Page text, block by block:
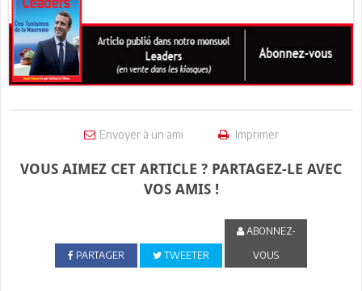
Envoyer à un ami Imprimer
VOUS AIMEZ CET ARTICLE ? PARTAGEZ-LE AVEC
VOS AMIS !
PARTAGER TWEETER
ABONNEZ-
VOUS